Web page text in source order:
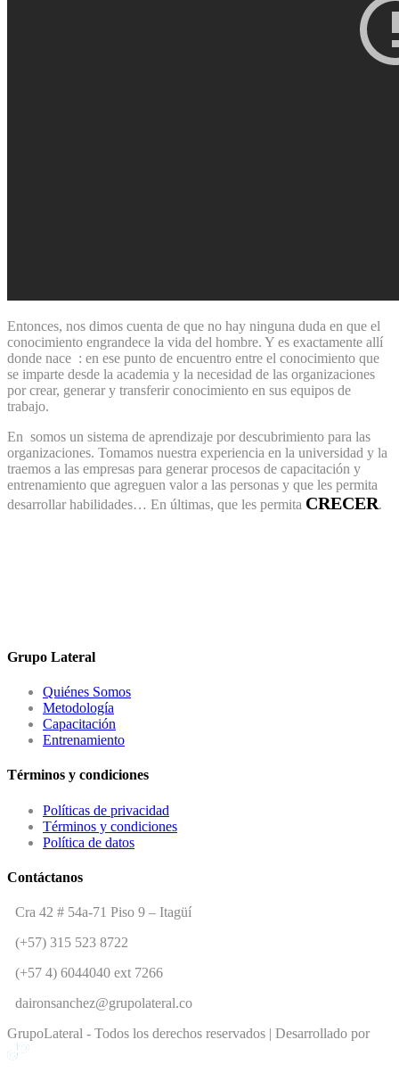
Entonces, nos dimos cuenta de que no hay ninguna duda en que el
conocimiento engrandece la vida del hombre. Y es exactamente allí
donde nace : en ese punto de encuentro entre el conocimiento que
se imparte desde la academia y la necesidad de las organizaciones
por crear, generar y transferir conocimiento en sus equipos de
trabajo.
En somos un sistema de aprendizaje por descubrimiento para las
organizaciones. Tomamos nuestra experiencia en la universidad y la
traemos a las empresas para generar procesos de capacitación y
entrenamiento que agreguen valor a las personas y que les permita
desarrollar habilidades… En últimas, que les permita CRECER.
Grupo Lateral
Quiénes Somos
Metodología
Capacitación
Entrenamiento
Términos y condiciones
Políticas de privacidad
Términos y condiciones
Política de datos
Contáctanos
Cra 42 # 54a-71 Piso 9 – Itagüí
(+57) 315 523 8722
(+57 4) 6044040 ext 7266
daironsanchez@grupolateral.co
GrupoLateral - Todos los derechos reservados | Desarrollado por